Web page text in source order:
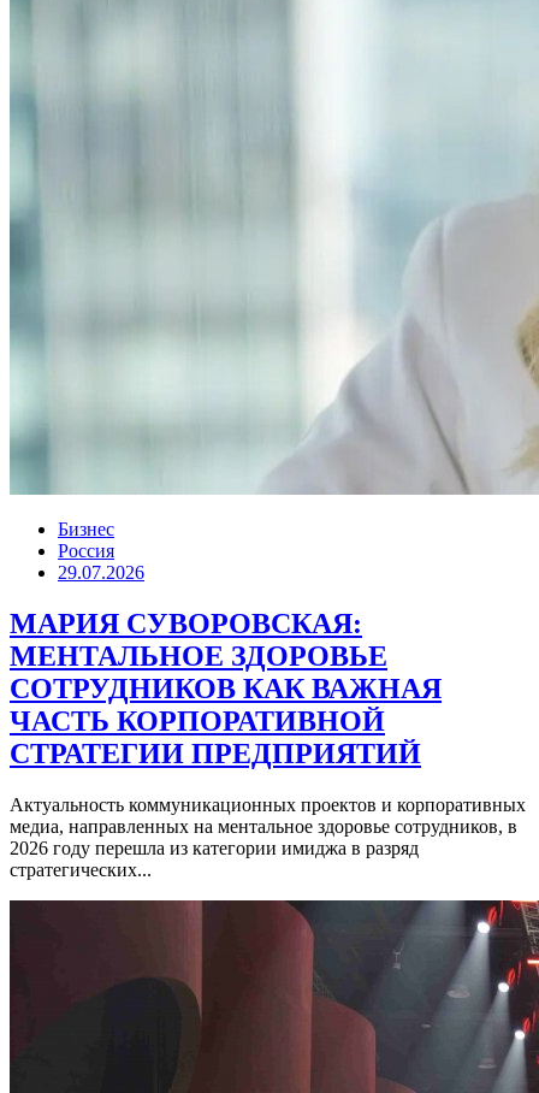
Бизнес
Россия
29.07.2026
МАРИЯ СУВОРОВСКАЯ:
МЕНТАЛЬНОЕ ЗДОРОВЬЕ
СОТРУДНИКОВ КАК ВАЖНАЯ
ЧАСТЬ КОРПОРАТИВНОЙ
СТРАТЕГИИ ПРЕДПРИЯТИЙ
Актуальность коммуникационных проектов и корпоративных
медиа, направленных на ментальное здоровье сотрудников, в
2026 году перешла из категории имиджа в разряд
стратегических...